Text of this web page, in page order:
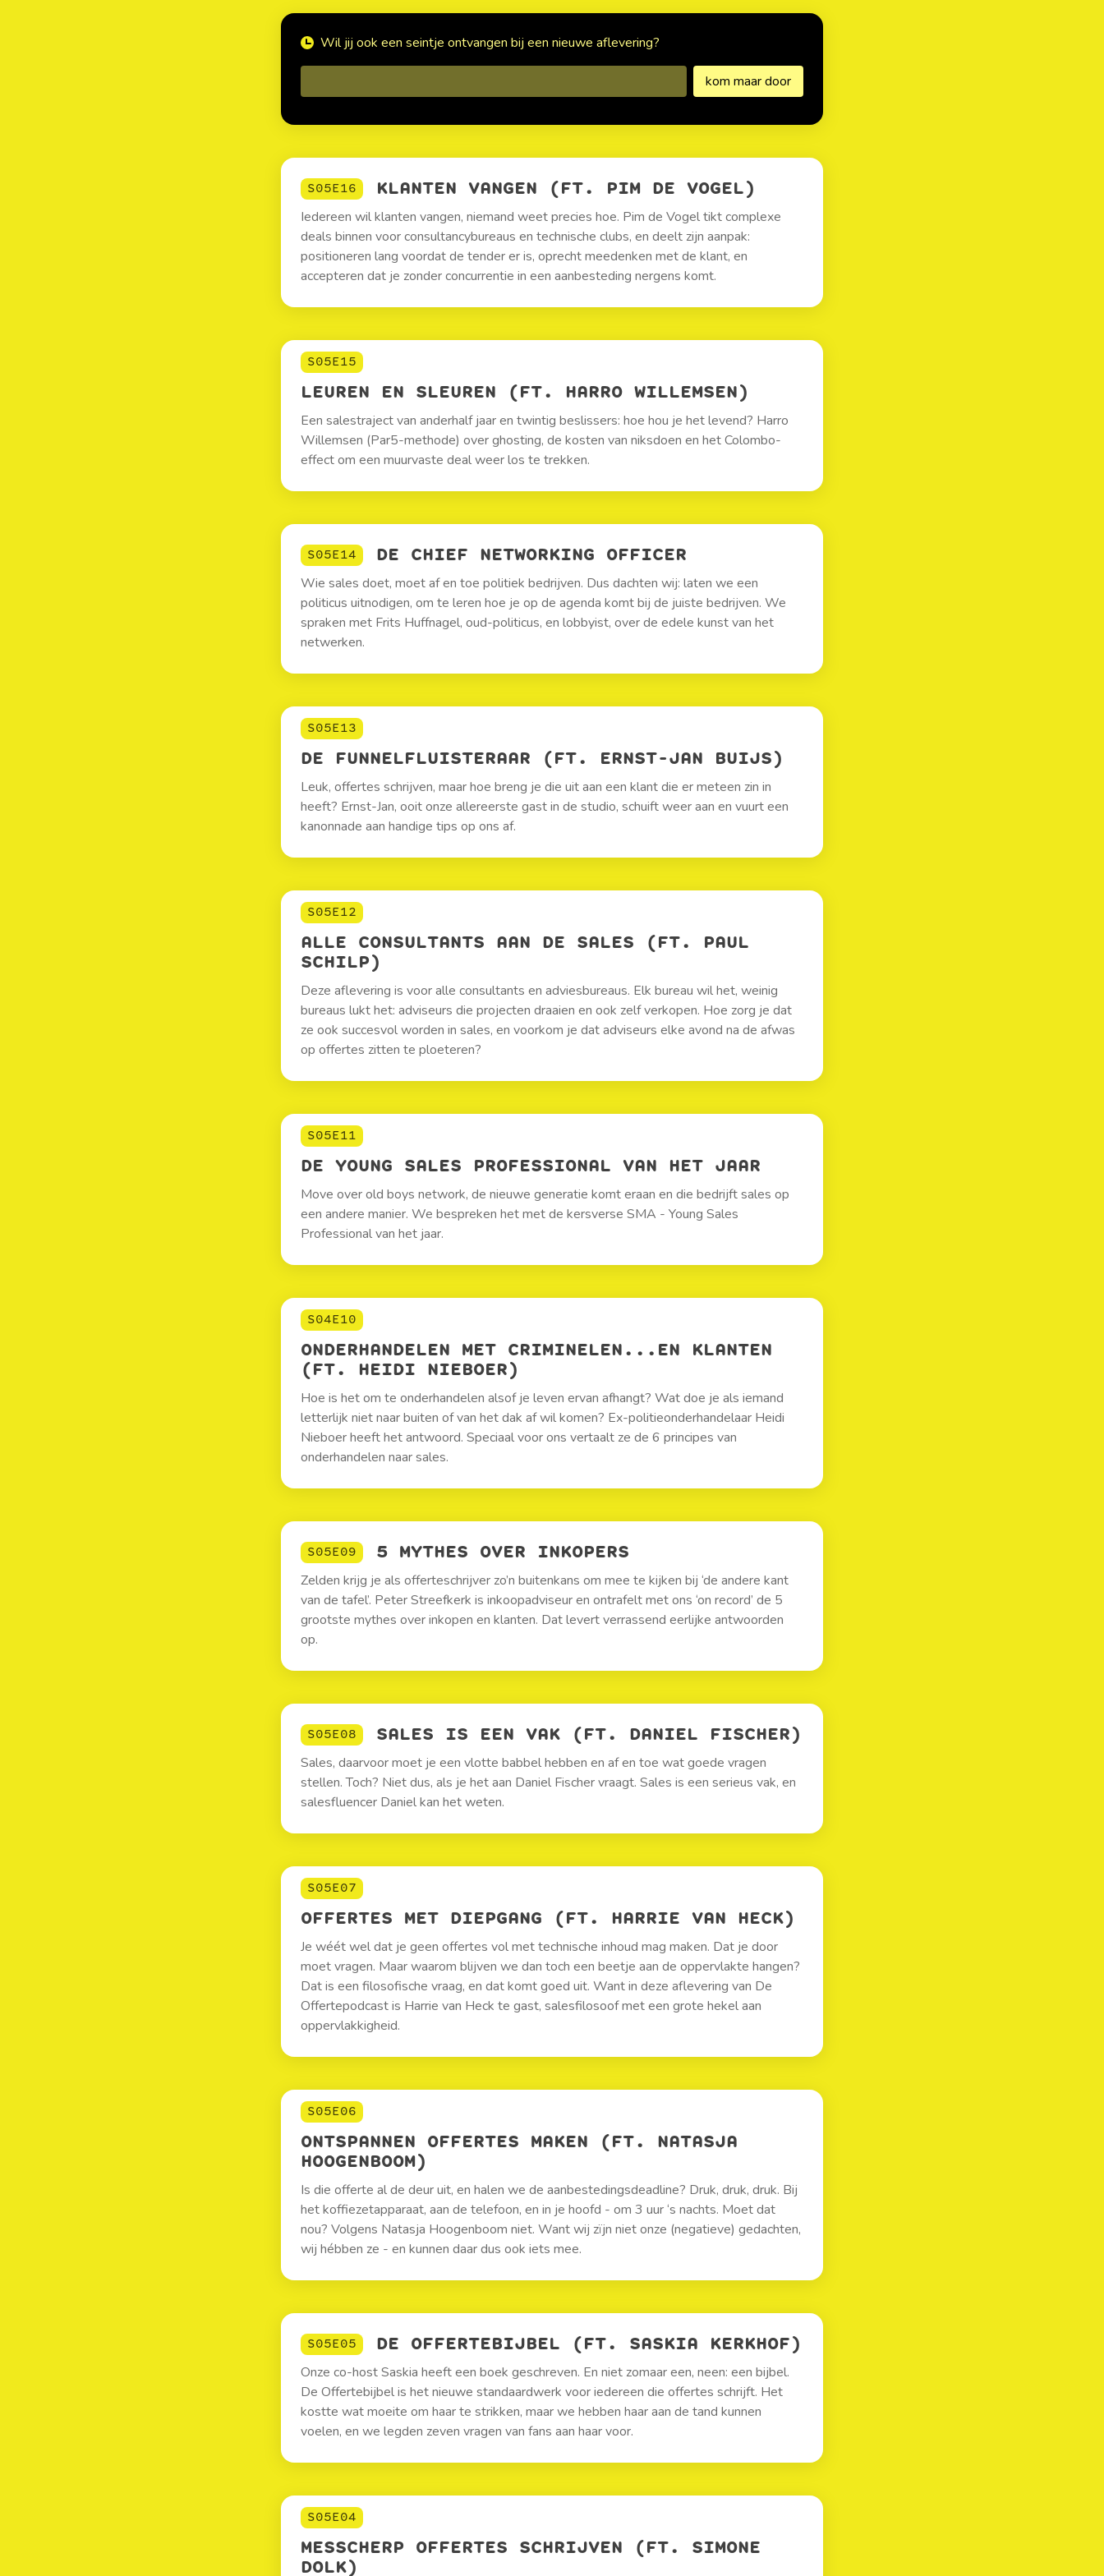
Wil jij ook een seintje ontvangen bij een nieuwe aflevering?
S05E16 KLANTEN VANGEN (FT. PIM DE VOGEL)
Iedereen wil klanten vangen, niemand weet precies hoe. Pim de Vogel tikt complexe
deals binnen voor consultancybureaus en technische clubs, en deelt zijn aanpak:
positioneren lang voordat de tender er is, oprecht meedenken met de klant, en
accepteren dat je zonder concurrentie in een aanbesteding nergens komt.
S05E15
LEUREN EN SLEUREN (FT. HARRO WILLEMSEN)
Een salestraject van anderhalf jaar en twintig beslissers: hoe hou je het levend? Harro
Willemsen (Par5-methode) over ghosting, de kosten van niksdoen en het Colombo-
effect om een muurvaste deal weer los te trekken.
S05E14 DE CHIEF NETWORKING OFFICER
Wie sales doet, moet af en toe politiek bedrijven. Dus dachten wij: laten we een
politicus uitnodigen, om te leren hoe je op de agenda komt bij de juiste bedrijven. We
spraken met Frits Huffnagel, oud-politicus, en lobbyist, over de edele kunst van het
netwerken.
S05E13
DE FUNNELFLUISTERAAR (FT. ERNST-JAN BUIJS)
Leuk, offertes schrijven, maar hoe breng je die uit aan een klant die er meteen zin in
heeft? Ernst-Jan, ooit onze allereerste gast in de studio, schuift weer aan en vuurt een
kanonnade aan handige tips op ons af.
S05E12
ALLE CONSULTANTS AAN DE SALES (FT. PAUL
SCHILP)
Deze aflevering is voor alle consultants en adviesbureaus. Elk bureau wil het, weinig
bureaus lukt het: adviseurs die projecten draaien en ook zelf verkopen. Hoe zorg je dat
ze ook succesvol worden in sales, en voorkom je dat adviseurs elke avond na de afwas
op offertes zitten te ploeteren?
S05E11
DE YOUNG SALES PROFESSIONAL VAN HET JAAR
Move over old boys network, de nieuwe generatie komt eraan en die bedrijft sales op
een andere manier. We bespreken het met de kersverse SMA - Young Sales
Professional van het jaar.
S04E10
ONDERHANDELEN MET CRIMINELEN...EN KLANTEN
(FT. HEIDI NIEBOER)
Hoe is het om te onderhandelen alsof je leven ervan afhangt? Wat doe je als iemand
letterlijk niet naar buiten of van het dak af wil komen? Ex-politieonderhandelaar Heidi
Nieboer heeft het antwoord. Speciaal voor ons vertaalt ze de 6 principes van
onderhandelen naar sales.
S05E09 5 MYTHES OVER INKOPERS
Zelden krijg je als offerteschrijver zo’n buitenkans om mee te kijken bij ‘de andere kant
van de tafel’. Peter Streefkerk is inkoopadviseur en ontrafelt met ons ‘on record’ de 5
grootste mythes over inkopen en klanten. Dat levert verrassend eerlijke antwoorden
op.
S05E08 SALES IS EEN VAK (FT. DANIEL FISCHER)
Sales, daarvoor moet je een vlotte babbel hebben en af en toe wat goede vragen
stellen. Toch? Niet dus, als je het aan Daniel Fischer vraagt. Sales is een serieus vak, en
salesfluencer Daniel kan het weten.
S05E07
OFFERTES MET DIEPGANG (FT. HARRIE VAN HECK)
Je wéét wel dat je geen offertes vol met technische inhoud mag maken. Dat je door
moet vragen. Maar waarom blijven we dan toch een beetje aan de oppervlakte hangen?
Dat is een filosofische vraag, en dat komt goed uit. Want in deze aflevering van De
Offertepodcast is Harrie van Heck te gast, salesfilosoof met een grote hekel aan
oppervlakkigheid.
S05E06
ONTSPANNEN OFFERTES MAKEN (FT. NATASJA
HOOGENBOOM)
Is die offerte al de deur uit, en halen we de aanbestedingsdeadline? Druk, druk, druk. Bij
het koffiezetapparaat, aan de telefoon, en in je hoofd - om 3 uur ‘s nachts. Moet dat
nou? Volgens Natasja Hoogenboom niet. Want wij zïjn niet onze (negatieve) gedachten,
wij hébben ze - en kunnen daar dus ook iets mee.
S05E05 DE OFFERTEBIJBEL (FT. SASKIA KERKHOF)
Onze co-host Saskia heeft een boek geschreven. En niet zomaar een, neen: een bijbel.
De Offertebijbel is het nieuwe standaardwerk voor iedereen die offertes schrijft. Het
kostte wat moeite om haar te strikken, maar we hebben haar aan de tand kunnen
voelen, en we legden zeven vragen van fans aan haar voor.
S05E04
MESSCHERP OFFERTES SCHRIJVEN (FT. SIMONE
DOLK)